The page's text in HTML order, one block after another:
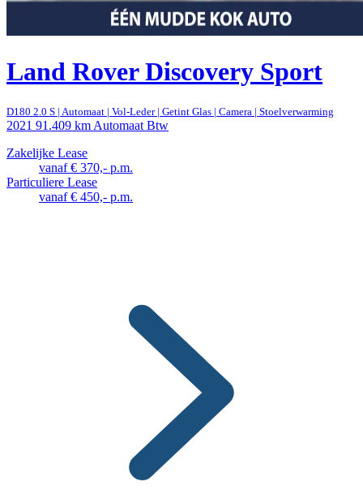
Land Rover Discovery Sport
D180 2.0 S | Automaat | Vol-Leder | Getint Glas | Camera | Stoelverwarming
2021 91.409 km Automaat Btw
Zakelijke Lease
vanaf € 370,- p.m.
Particuliere Lease
vanaf € 450,- p.m.